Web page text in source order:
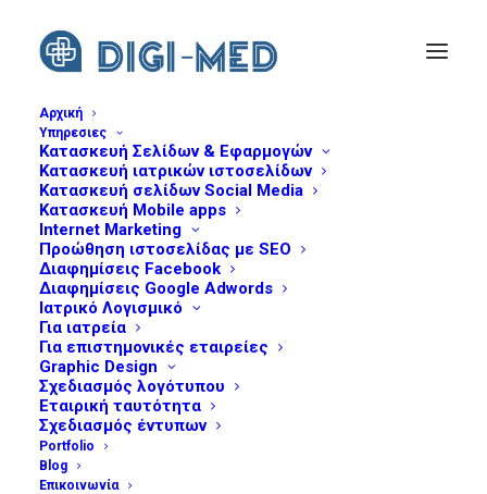
Αρχική
Υπηρεσιες
Κατασκευή Σελίδων & Εφαρμογών
Κατασκευή ιατρικών ιστοσελίδων
Κατασκευή σελίδων Social Media
Κατασκευή Mobile apps
Internet Marketing
Προώθηση ιστοσελίδας με SEO
Διαφημίσεις Facebook
Διαφημίσεις Google Adwords
Ιατρικό Λογισμικό
Για ιατρεία
Για επιστημονικές εταιρείες
Graphic Design
Σχεδιασμός λογότυπου
Εταιρική ταυτότητα
Σχεδιασμός έντυπων
Portfolio
Blog
Επικοινωνία
events-mobile-apps
Home
Κατασκευή Mobile Apps για iOS, Android
events-mobile-apps